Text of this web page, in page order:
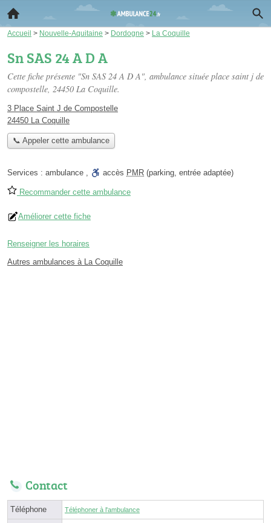
Accueil > Nouvelle-Aquitaine > Dordogne > La Coquille
Sn SAS 24 A D A
Cette fiche présente "Sn SAS 24 A D A", ambulance située place saint j de
compostelle, 24450 La Coquille.
3 Place Saint J de Compostelle
24450 La Coquille
📞 Appeler cette ambulance
Services : ambulance , accès PMR (parking, entrée adaptée)
Recommander cette ambulance
Améliorer cette fiche
Renseigner les horaires
Autres ambulances à La Coquille
Contact
Téléphone Téléphoner à l'ambulance